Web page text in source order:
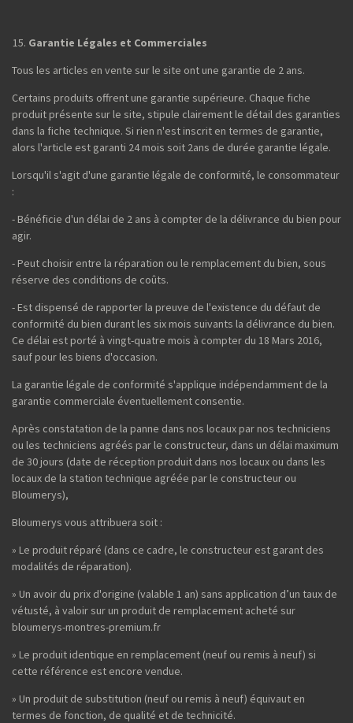
Garantie Légales et Commerciales
Tous les articles en vente sur le site ont une garantie de 2 ans.
Certains produits offrent une garantie supérieure. Chaque fiche
produit présente sur le site, stipule clairement le détail des garanties
dans la fiche technique. Si rien n'est inscrit en termes de garantie,
alors l'article est garanti 24 mois soit 2ans de durée garantie légale.
Lorsqu'il s'agit d'une garantie légale de conformité, le consommateur
:
- Bénéficie d'un délai de 2 ans à compter de la délivrance du bien pour
agir.
- Peut choisir entre la réparation ou le remplacement du bien, sous
réserve des conditions de coûts.
- Est dispensé de rapporter la preuve de l'existence du défaut de
conformité du bien durant les six mois suivants la délivrance du bien.
Ce délai est porté à vingt-quatre mois à compter du 18 Mars 2016,
sauf pour les biens d'occasion.
La garantie légale de conformité s'applique indépendamment de la
garantie commerciale éventuellement consentie.
Après constatation de la panne dans nos locaux par nos techniciens
ou les techniciens agréés par le constructeur, dans un délai maximum
de 30 jours (date de réception produit dans nos locaux ou dans les
locaux de la station technique agréée par le constructeur ou
Bloumerys),
Bloumerys vous attribuera soit :
» Le produit réparé (dans ce cadre, le constructeur est garant des
modalités de réparation).
» Un avoir du prix d'origine (valable 1 an) sans application d’un taux de
vétusté, à valoir sur un produit de remplacement acheté sur
bloumerys-montres-premium.fr
» Le produit identique en remplacement (neuf ou remis à neuf) si
cette référence est encore vendue.
» Un produit de substitution (neuf ou remis à neuf) équivaut en
termes de fonction, de qualité et de technicité.